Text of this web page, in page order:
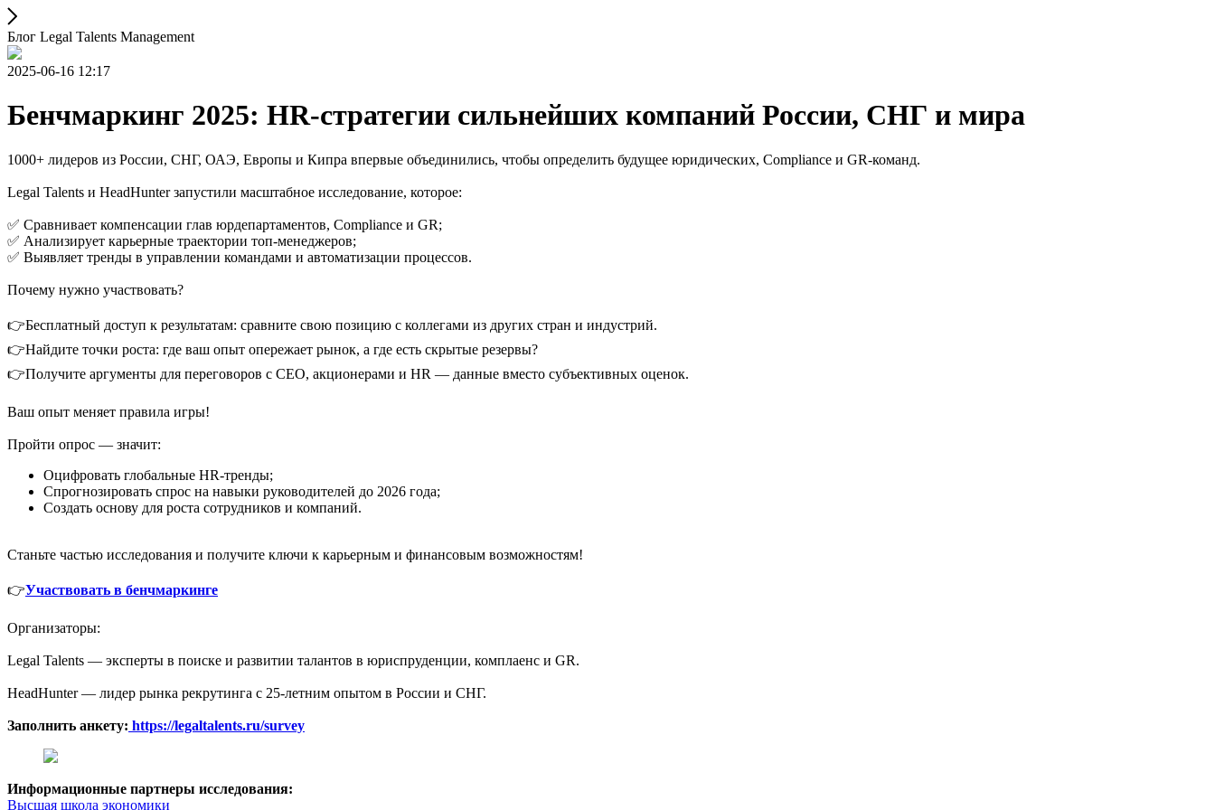
Блог Legal Talents Management
2025-06-16 12:17
Бенчмаркинг 2025: HR-стратегии сильнейших компаний России, СНГ и мира
1000+ лидеров из России, СНГ, ОАЭ, Европы и Кипра впервые объединились, чтобы определить будущее юридических, Compliance и GR-команд.
Legal Talents и HeadHunter запустили масштабное исследование, которое:
✅ Сравнивает компенсации глав юрдепартаментов, Compliance и GR;
✅ Анализирует карьерные траектории топ-менеджеров;
✅ Выявляет тренды в управлении командами и автоматизации процессов.
Почему нужно участвовать?
👉Бесплатный доступ к результатам: сравните свою позицию с коллегами из других стран и индустрий.
👉Найдите точки роста: где ваш опыт опережает рынок, а где есть скрытые резервы?
👉Получите аргументы для переговоров с CEO, акционерами и HR — данные вместо субъективных оценок.
Ваш опыт меняет правила игры!
Пройти опрос — значит:
Оцифровать глобальные HR-тренды;
Спрогнозировать спрос на навыки руководителей до 2026 года;
Создать основу для роста сотрудников и компаний.
Станьте частью исследования и получите ключи к карьерным и финансовым возможностям!
👉Участвовать в бенчмаркинге
Организаторы:
Legal Talents — эксперты в поиске и развитии талантов в юриспруденции, комплаенс и GR.
HeadHunter — лидер рынка рекрутинга с 25-летним опытом в России и СНГ.
Заполнить анкету: https://legaltalents.ru/survey
Информационные партнеры исследования:
Высшая школа экономики